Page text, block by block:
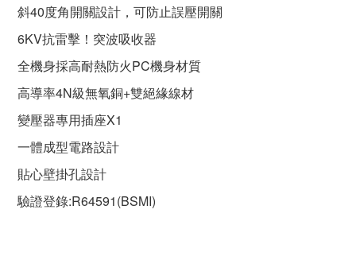
斜40度角開關設計，可防止誤壓開關
6KV抗雷擊！突波吸收器
全機身採高耐熱防火PC機身材質
高導率4N級無氧銅+雙絕緣線材
變壓器專用插座X1
一體成型電路設計
貼心壁掛孔設計
驗證登錄:R64591(BSMI)